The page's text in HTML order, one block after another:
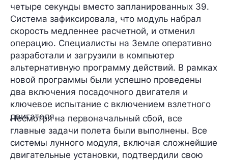
четыре секунды вместо запланированных 39.
Система зафиксировала, что модуль набрал
скорость медленнее расчетной, и отменил
операцию. Специалисты на Земле оперативно
разработали и загрузили в компьютер
альтернативную программу действий. В рамках
новой программы были успешно проведены
два включения посадочного двигателя и
ключевое испытание с включением взлетного
двигателя.
Несмотря на первоначальный сбой, все
главные задачи полета были выполнены. Все
системы лунного модуля, включая сложнейшие
двигательные установки, подтвердили свою